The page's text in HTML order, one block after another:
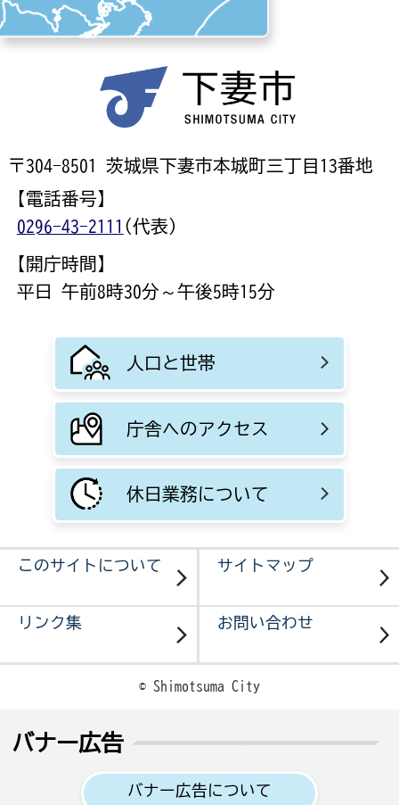
〒304-8501 茨城県下妻市本城町三丁目13番地
【電話番号】
0296-43-2111 (代表)
【開庁時間】
平日 午前8時30分～午後5時15分
人口と世帯
庁舎へのアクセス
休日業務について
このサイトについて サイトマップ
リンク集 お問い合わせ
© Shimotsuma City
バナー広告
バナー広告について